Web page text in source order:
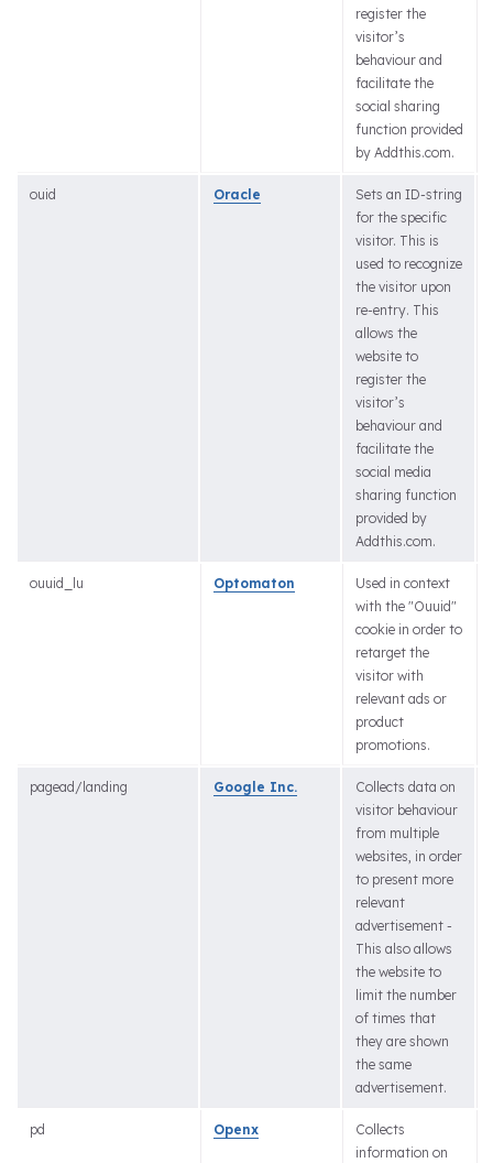
register the
visitor’s
behaviour and
facilitate the
social sharing
function provided
by Addthis.com.
ouid Oracle
Sets an ID-string
for the specific
visitor. This is
used to recognize
the visitor upon
re-entry. This
allows the
website to
register the
visitor’s
behaviour and
facilitate the
social media
sharing function
provided by
Addthis.com.
ouuid_lu Optomaton
Used in context
with the "Ouuid"
cookie in order to
retarget the
visitor with
relevant ads or
product
promotions.
pagead/landing Google Inc.
Collects data on
visitor behaviour
from multiple
websites, in order
to present more
relevant
advertisement -
This also allows
the website to
limit the number
of times that
they are shown
the same
advertisement.
pd Openx
Collects
information on